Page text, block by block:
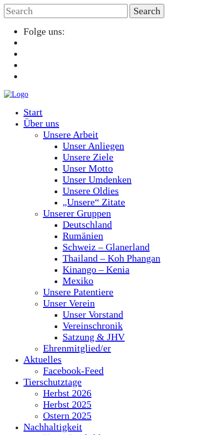
Folge uns:
Start
Über uns
Unsere Arbeit
Unser Anliegen
Unsere Ziele
Unser Motto
Unser Umdenken
Unsere Oldies
„Unsere“ Zitate
Unserer Gruppen
Deutschland
Rumänien
Schweiz – Glanerland
Thailand – Koh Phangan
Kinango – Kenia
Mexiko
Unsere Patentiere
Unser Verein
Unser Vorstand
Vereinschronik
Satzung & JHV
Ehrenmitglied/er
Aktuelles
Facebook-Feed
Tierschutztage
Herbst 2026
Herbst 2025
Ostern 2025
Nachhaltigkeit